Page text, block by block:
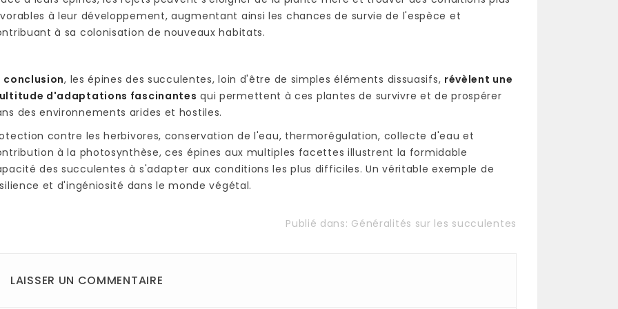
à leur développement, augmentant ainsi les chances de survie de l'espèce et
à sa colonisation de nouveaux habitats.
conclusion, les épines des succulentes, loin d'être de simples éléments dissuasifs, révèlent une
d'adaptations fascinantes qui permettent à ces plantes de survivre et de prospérer
des environnements arides et hostiles.
contre les herbivores, conservation de l'eau, thermorégulation, collecte d'eau et
à la photosynthèse, ces épines aux multiples facettes illustrent la formidable
des succulentes à s'adapter aux conditions les plus difficiles. Un véritable exemple de
et d'ingéniosité dans le monde végétal.
Publié dans: Généralités sur les succulentes
LAISSER UN COMMENTAIRE